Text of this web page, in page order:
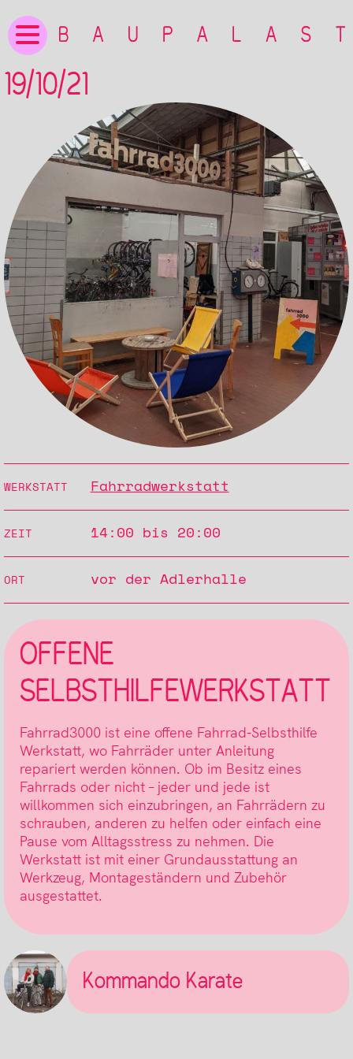
19/10/21
WERKSTATT Fahrradwerkstatt
ZEIT 14:00 bis 20:00
ORT vor der Adlerhalle
OFFENE
SELBSTHILFEWERKSTATT
Fahrrad3000 ist eine offene Fahrrad-Selbsthilfe
Werkstatt, wo Fahrräder unter Anleitung
repariert werden können. Ob im Besitz eines
Fahrrads oder nicht – jeder und jede ist
willkommen sich einzubringen, an Fahrrädern zu
schrauben, anderen zu helfen oder einfach eine
Pause vom Alltagsstress zu nehmen. Die
Werkstatt ist mit einer Grundausstattung an
Werkzeug, Montageständern und Zubehör
ausgestattet.
Kommando Karate